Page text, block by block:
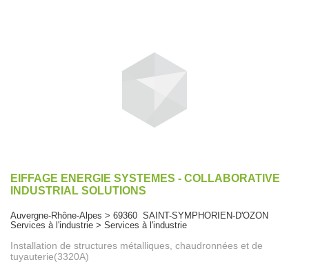
EIFFAGE ENERGIE SYSTEMES - COLLABORATIVE
INDUSTRIAL SOLUTIONS
Auvergne-Rhône-Alpes > 69360 SAINT-SYMPHORIEN-D'OZON
Services à l'industrie > Services à l'industrie
Installation de structures métalliques, chaudronnées et de
tuyauterie(3320A)